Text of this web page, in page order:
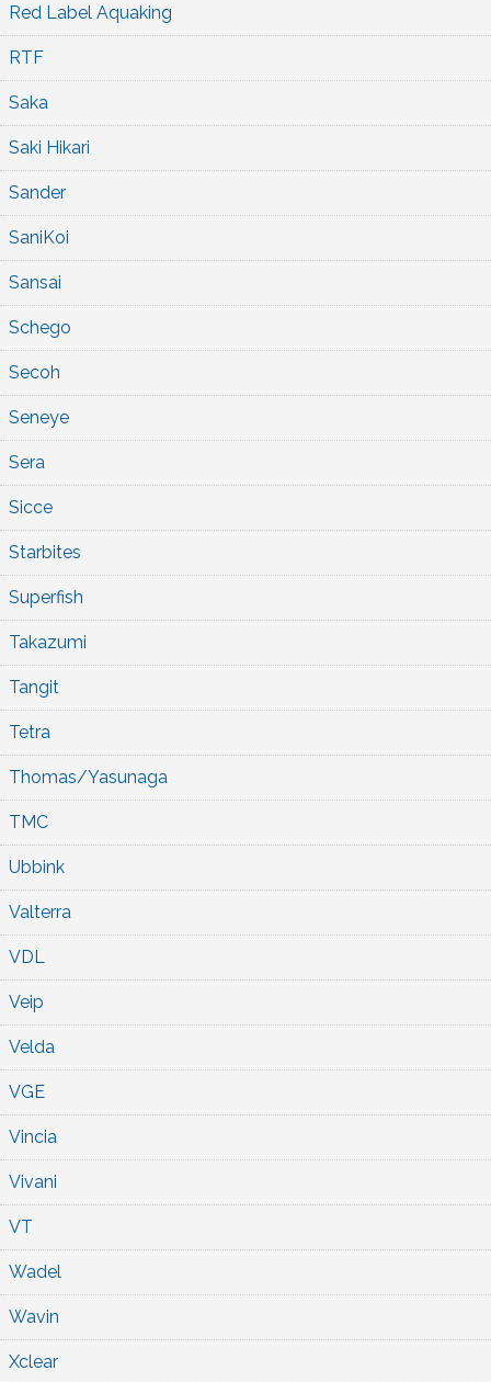
Red Label Aquaking
RTF
Saka
Saki Hikari
Sander
SaniKoi
Sansai
Schego
Secoh
Seneye
Sera
Sicce
Starbites
Superfish
Takazumi
Tangit
Tetra
Thomas/Yasunaga
TMC
Ubbink
Valterra
VDL
Veip
Velda
VGE
Vincia
Vivani
VT
Wadel
Wavin
Xclear